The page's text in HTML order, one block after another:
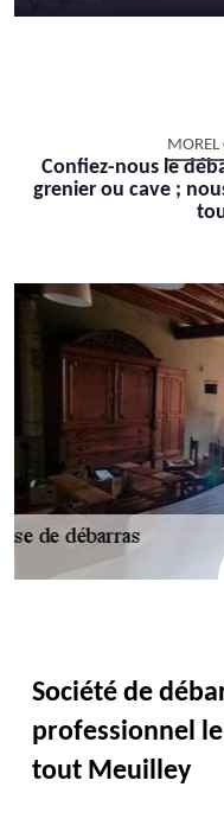
MOREL
Confiez-nous le
grenier ou cave ;
Société de
professionnel
tout Meuilley